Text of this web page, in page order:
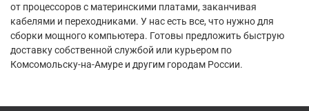
от процессоров с материнскими платами, заканчивая
кабелями и переходниками. У нас есть все, что нужно для
сборки мощного компьютера. Готовы предложить быструю
доставку собственной службой или курьером по
Комсомольску-на-Амуре и другим городам России.